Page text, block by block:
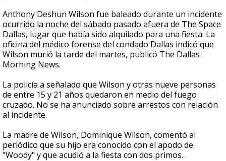
Anthony Deshun Wilson fue baleado durante un incidente
ocurrido la noche del sábado pasado afuera de The Space
Dallas, lugar que había sido alquilado para una fiesta. La
oficina del médico forense del condado Dallas indicó que
Wilson murió la tarde del martes, publicó The Dallas
Morning News.
La policía a señalado que Wilson y otras nueve personas
de entre 15 y 21 años quedaron en medio del fuego
cruzado. No se ha anunciado sobre arrestos con relación
al incidente.
La madre de Wilson, Dominique Wilson, comentó al
periódico que su hijo era conocido con el apodo de
"Woody" y que acudió a la fiesta con dos primos.